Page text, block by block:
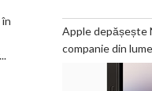
Apple depășește
companie din lume